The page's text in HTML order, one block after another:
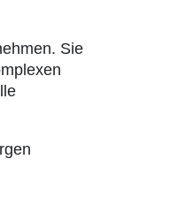
Sie